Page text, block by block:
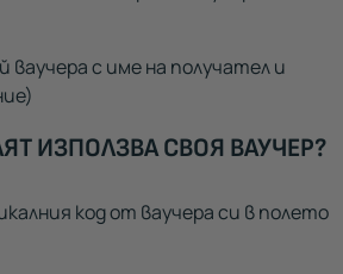
ваучера с име на получател и
ИЗПОЛЗВА СВОЯ ВАУЧЕР?
код от ваучера си в полето